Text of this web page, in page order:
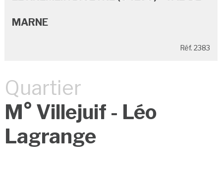
MARNE
Réf. 2383
Quartier
M° Villejuif - Léo
Lagrange